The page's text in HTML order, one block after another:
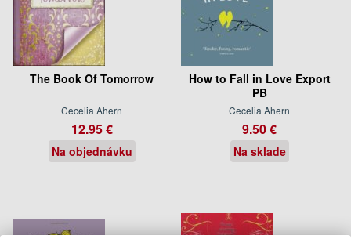
The Book Of Tomorrow
Cecelia Ahern
12.95 €
Na objednávku
How to Fall in Love Export
PB
Cecelia Ahern
9.50 €
Na sklade